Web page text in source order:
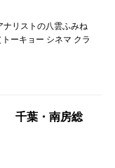
リストの八雲ふみね
ーキョー シネマ クラ
千葉・南房総